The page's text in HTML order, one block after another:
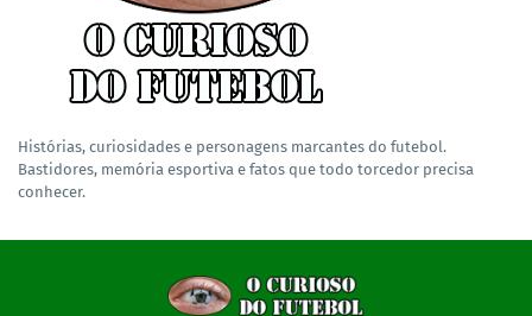
Histórias, curiosidades e personagens marcantes do futebol.
Bastidores, memória esportiva e fatos que todo torcedor precisa
conhecer.